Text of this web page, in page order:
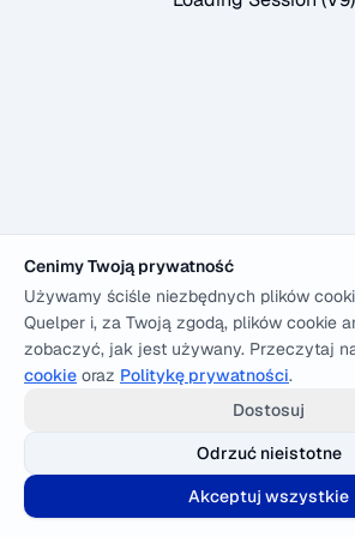
Cenimy Twoją prywatność
Używamy ściśle niezbędnych plików
Quelper i, za Twoją zgodą, plików cookie
zobaczyć, jak jest używany. Przeczytaj
cookie oraz Politykę prywatności.
Dostosuj
Odrzuć nieistotne
Akceptuj wszystkie